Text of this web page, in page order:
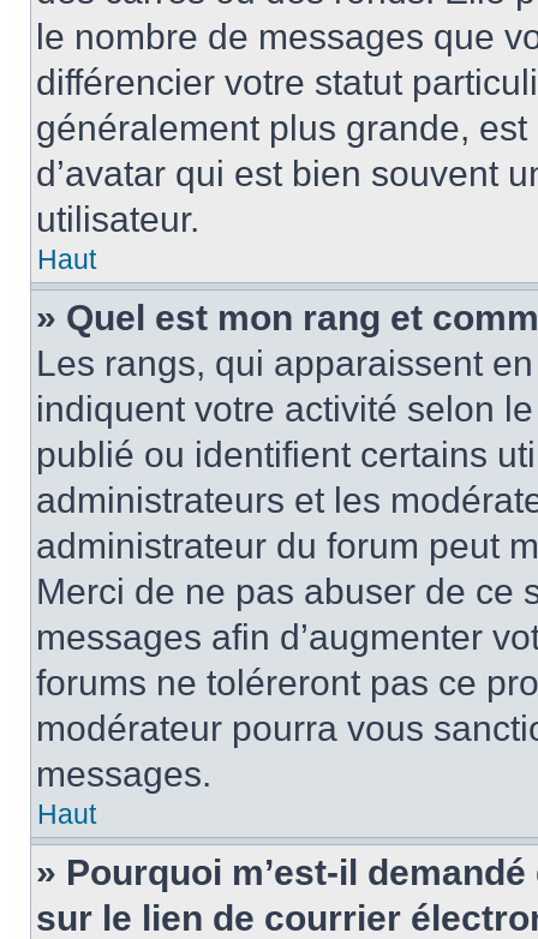
le nombre de messages que
différencier votre statut
généralement plus grande,
d’avatar qui est bien souvent
utilisateur.
Haut
» Quel est mon rang et
Les rangs, qui apparaissent
indiquent votre activité selon
publié ou identifient certains
administrateurs et les
administrateur du forum peut
Merci de ne pas abuser de ce
messages afin d’augmenter
forums ne toléreront pas ce
modérateur pourra vous
messages.
Haut
» Pourquoi m’est-il
sur le lien de courrier